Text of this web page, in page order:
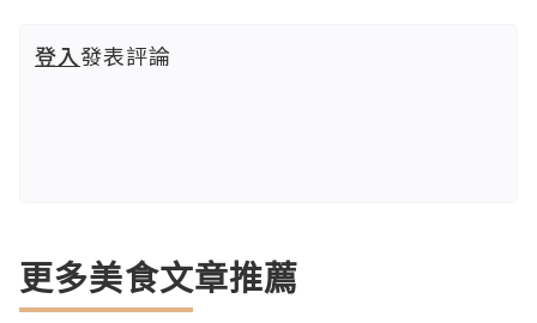
登入發表評論
更多美食文章推薦